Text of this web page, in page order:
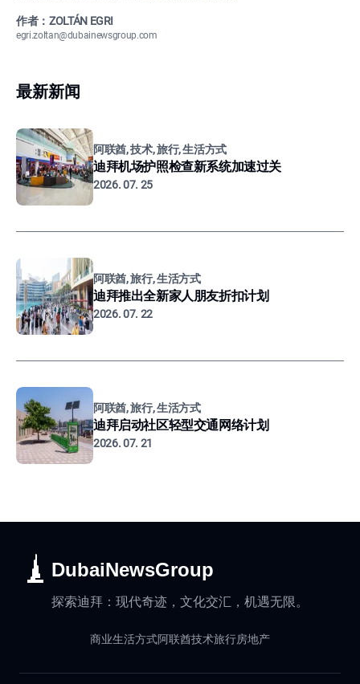
作者：ZOLTÁN EGRI
egri.zoltan@dubainewsgroup.com
最新新闻
阿联酋, 技术, 旅行, 生活方式
迪拜机场护照检查新系统加速过关
2026. 07. 25
阿联酋, 旅行, 生活方式
迪拜推出全新家人朋友折扣计划
2026. 07. 22
阿联酋, 旅行, 生活方式
迪拜启动社区轻型交通网络计划
2026. 07. 21
DubaiNewsGroup
探索迪拜：现代奇迹，文化交汇，机遇无限。
商业生活方式阿联酋技术旅行房地产